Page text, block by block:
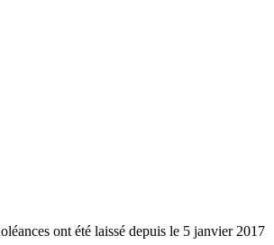
ont été laissé depuis le 5 janvier 2017